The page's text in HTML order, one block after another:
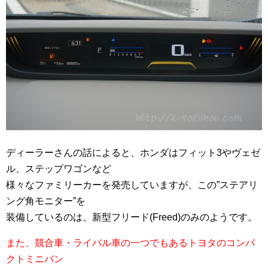
ディーラーさんの話によると、ホンダはフィット3やヴェゼ
ル、ステップワゴンなど
様々なファミリーカーを発売していますが、この”ステアリ
ング角モニター”を
装備しているのは、新型フリード(Freed)のみのようです。
また、競合車・ライバル車の一つでもあるトヨタのコンパ
クトミニバン